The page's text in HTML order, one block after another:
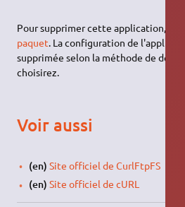
Pour supprimer cette application, il
paquet. La configuration de
supprimée selon la méthode de
choisirez.
Voir aussi
(en) Site officiel de CurlFtpFS
(en) Site officiel de cURL